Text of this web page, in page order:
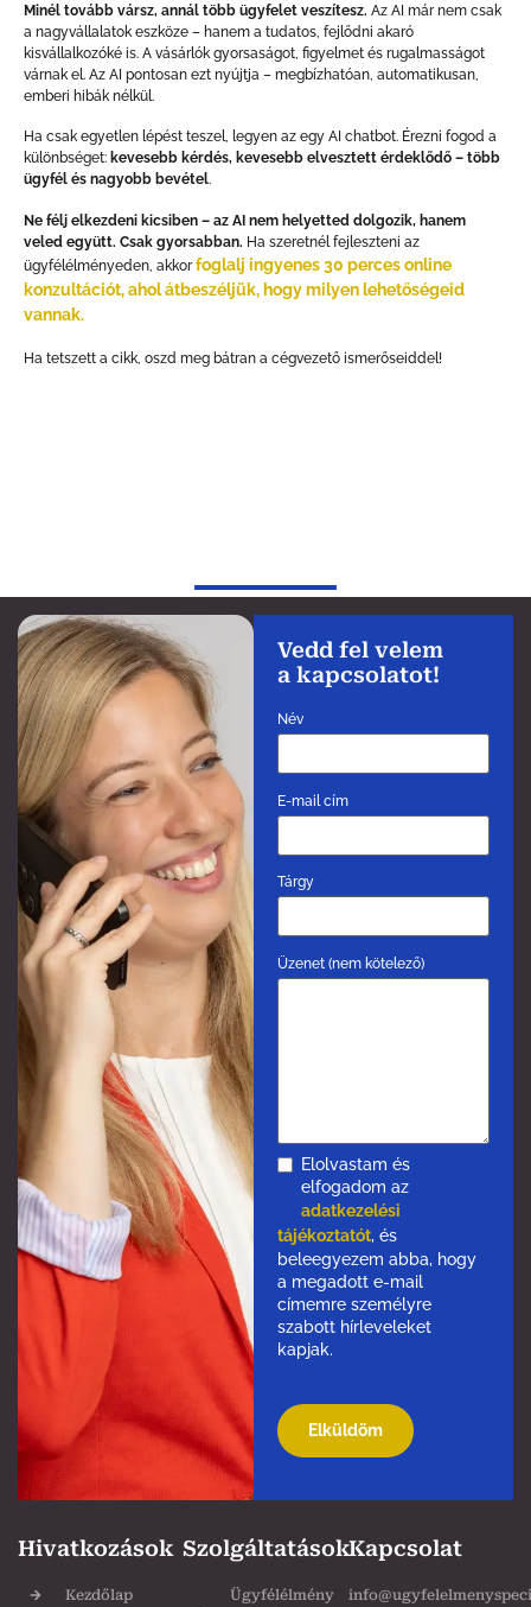
Minél tovább vársz, annál több ügyfelet veszítesz. Az AI már nem csak
a nagyvállalatok eszköze – hanem a tudatos, fejlődni akaró
kisvállalkozóké is. A vásárlók gyorsaságot, figyelmet és rugalmasságot
várnak el. Az AI pontosan ezt nyújtja – megbízhatóan, automatikusan,
emberi hibák nélkül.
Ha csak egyetlen lépést teszel, legyen az egy AI chatbot. Érezni fogod a
különbséget: kevesebb kérdés, kevesebb elvesztett érdeklődő – több
ügyfél és nagyobb bevétel.
Ne félj elkezdeni kicsiben – az AI nem helyetted dolgozik, hanem
veled együtt. Csak gyorsabban. Ha szeretnél fejleszteni az
ügyfélélményeden, akkorfoglalj ingyenes 30 perces online
konzultációt, ahol átbeszéljük, hogy milyen lehetőségeid
vannak.
Ha tetszett a cikk, oszd meg bátran a cégvezető ismerőseiddel!
Vedd fel velem
a kapcsolatot!
Név
E-mail cím
Tárgy
Üzenet (nem kötelező)
Elolvastam és
elfogadom az
adatkezelési
tájékoztatót, és
beleegyezem abba, hogy
a megadott e-mail
címemre személyre
szabott hírleveleket
kapjak.
leave
this
field
empty.
Hivatkozások
Kezdőlap
Szolgáltatások
Ügyfélélmény
Kapcsolat